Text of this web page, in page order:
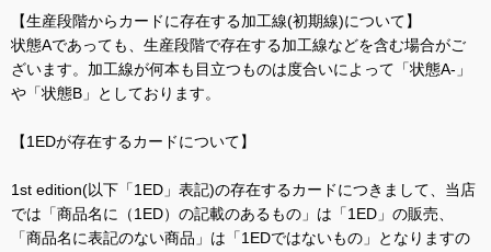
【生産段階からカードに存在する加工線(初期線)について】
状態Aであっても、生産段階で存在する加工線などを含む場合がご
ざいます。加工線が何本も目立つものは度合いによって「状態A-」
や「状態B」としております。
【1EDが存在するカードについて】
1st edition(以下「1ED」表記)の存在するカードにつきまして、当店
では「商品名に（1ED）の記載のあるもの」は「1ED」の販売、
「商品名に表記のない商品」は「1EDではないもの」となりますの